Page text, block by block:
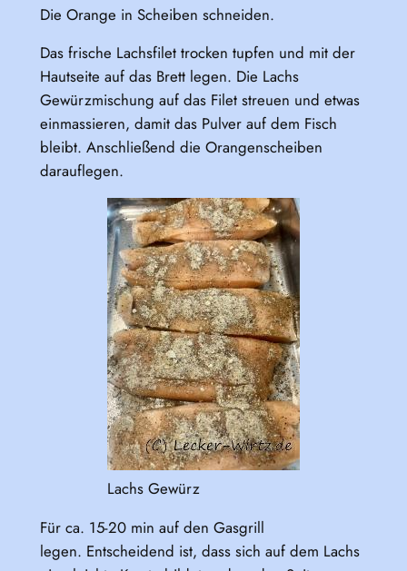
Die Orange in Scheiben schneiden.
Das frische Lachsfilet trocken tupfen und mit der
Hautseite auf das Brett legen. Die Lachs
Gewürzmischung auf das Filet streuen und etwas
einmassieren, damit das Pulver auf dem Fisch
bleibt. Anschließend die Orangenscheiben
darauflegen.
Lachs Gewürz
Für ca. 15-20 min auf den Gasgrill
legen. Entscheidend ist, dass sich auf dem Lachs